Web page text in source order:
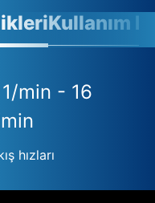
Kullanım
min - 16
hızları